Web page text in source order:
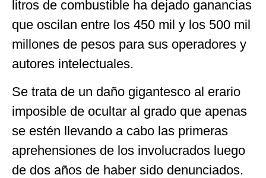
litros de combustible ha dejado ganancias
que oscilan entre los 450 mil y los 500 mil
millones de pesos para sus operadores y
autores intelectuales.
Se trata de un daño gigantesco al erario
imposible de ocultar al grado que apenas
se estén llevando a cabo las primeras
aprehensiones de los involucrados luego
de dos años de haber sido denunciados.